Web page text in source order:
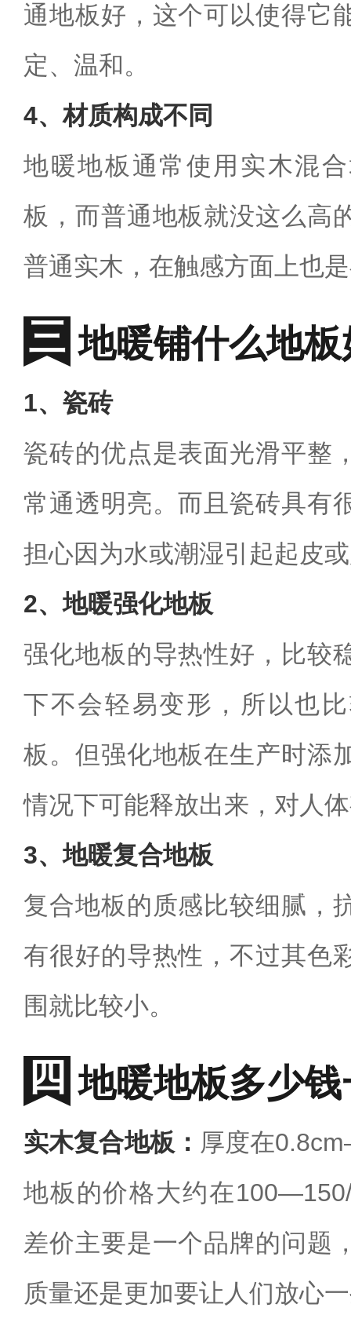
通地板好，这个可以使得它
定、温和。
4、材质构成不同
地暖地板通常使用实木混
板，而普通地板就没这么高
普通实木，在触感方面上也
地暖铺什么地板
1、瓷砖
瓷砖的优点是表面光滑平整
常通透明亮。而且瓷砖具有
担心因为水或潮湿引起起皮
2、地暖强化地板
强化地板的导热性好，比较
下不会轻易变形，所以也
板。但强化地板在生产时添
情况下可能释放出来，对人
3、地暖复合地板
复合地板的质感比较细腻，
有很好的导热性，不过其色
围就比较小。
地暖地板多少
实木复合地板： 厚度在
地板的价格大约在
差价主要是一个品牌的问题
质量还是更加要让人们放心